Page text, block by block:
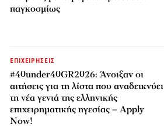
παγκοσμίως
ΕΠΙΧΕΙΡΗΣΕΙΣ
#40under40GR2026: Άνοιξαν οι
αιτήσεις για τη λίστα που αναδεικνύει
τη νέα γενιά της ελληνικής
επιχειρηματικής ηγεσίας – Apply
Now!